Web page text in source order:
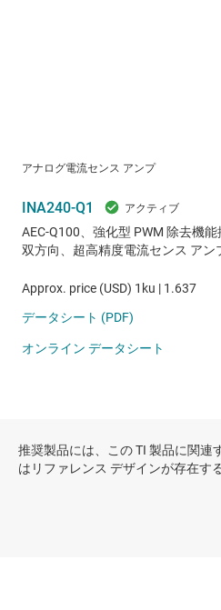
推奨製品には、この TI 製品に関連
はリファレンス デザインが存在す